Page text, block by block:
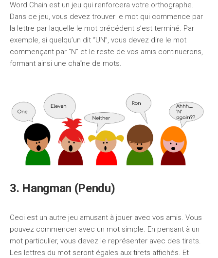
Word Chain est un jeu qui renforcera votre orthographe.
Dans ce jeu, vous devez trouver le mot qui commence par
la lettre par laquelle le mot précédent s’est terminé. Par
exemple, si quelqu’un dit “UN”, vous devez dire le mot
commençant par “N” et le reste de vos amis continuerons,
formant ainsi une chaîne de mots.
3. Hangman (Pendu)
Ceci est un autre jeu amusant à jouer avec vos amis. Vous
pouvez commencer avec un mot simple. En pensant à un
mot particulier, vous devez le représenter avec des tirets.
Les lettres du mot seront égales aux tirets affichés. Et